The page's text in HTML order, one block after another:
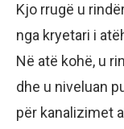
Kjo rrugë u
nga kryetari i
Në atë kohë, u
dhe u niveluan
për kanalizimet